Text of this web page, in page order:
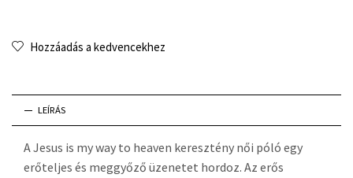
Hozzáadás a kedvencekhez
LEÍRÁS
A Jesus is my way to heaven keresztény női póló egy
erőteljes és meggyőző üzenetet hordoz. Az erős